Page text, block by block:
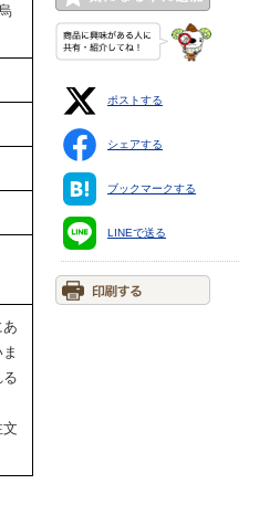
ポストする
シェアする
ブックマークする
LINEで送る